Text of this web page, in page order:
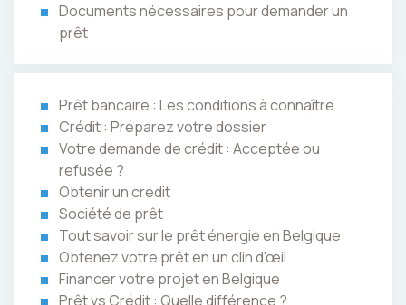
Documents nécessaires pour demander un
prêt
Prêt bancaire : Les conditions à connaître
Crédit : Préparez votre dossier
Votre demande de crédit : Acceptée ou
refusée ?
Obtenir un crédit
Société de prêt
Tout savoir sur le prêt énergie en Belgique
Obtenez votre prêt en un clin d'œil
Financer votre projet en Belgique
Prêt vs Crédit : Quelle différence ?